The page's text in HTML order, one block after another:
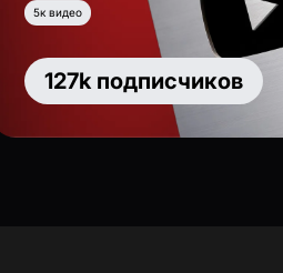
5к видео
127k подписчиков